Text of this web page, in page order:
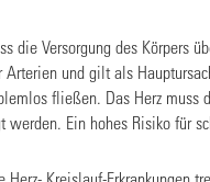
die Versorgung des Körpers
und gilt als
fließen. Das Herz muss
Ein hohes Risiko für